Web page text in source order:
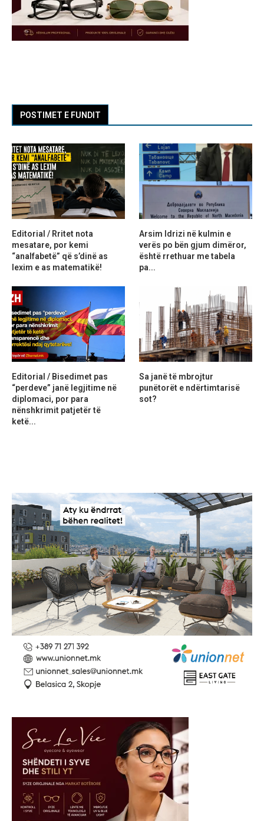
POSTIMET E FUNDIT
Editorial / Rritet nota
mesatare, por kemi
“analfabetë” që s’dinë as
lexim e as matematikë!
Arsim Idrizi në kulmin e
verës po bën gjum dimëror,
është rrethuar me tabela
pa...
Editorial / Bisedimet pas
“perdeve” janë legjitime në
diplomaci, por para
nënshkrimit patjetër të
ketë...
Sa janë të mbrojtur
punëtorët e ndërtimtarisë
sot?